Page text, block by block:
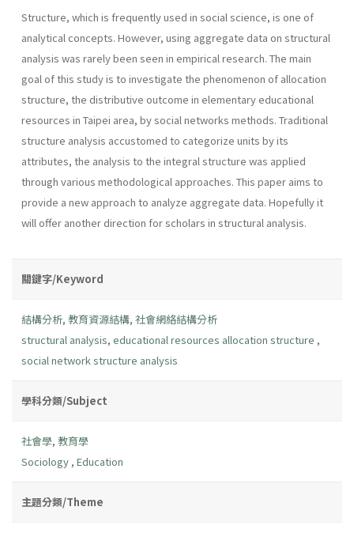
Structure, which is frequently used in social science, is one of
analytical concepts. However, using aggregate data on structural
analysis was rarely been seen in empirical research. The main
goal of this study is to investigate the phenomenon of allocation
structure, the distributive outcome in elementary educational
resources in Taipei area, by social networks methods. Traditional
structure analysis accustomed to categorize units by its
attributes, the analysis to the integral structure was applied
through various methodological approaches. This paper aims to
provide a new approach to analyze aggregate data. Hopefully it
will offer another direction for scholars in structural analysis.
關鍵字/Keyword
結構分析, 教育資源結構, 社會網絡結構分析
structural analysis, educational resources allocation structure ,
social network structure analysis
學科分類/Subject
社會學, 教育學
Sociology , Education
主題分類/Theme